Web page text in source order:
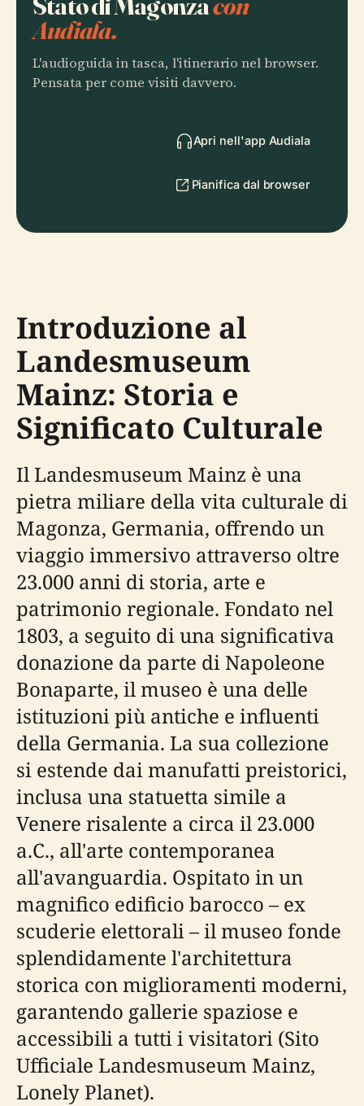
Audiala.
L'audioguida in tasca, l'itinerario nel browser.
Pensata per come visiti davvero.
Apri nell'app Audiala
Pianifica dal browser
Introduzione al
Landesmuseum
Mainz: Storia e
Significato Culturale
Il Landesmuseum Mainz è una
pietra miliare della vita culturale di
Magonza, Germania, offrendo un
viaggio immersivo attraverso oltre
23.000 anni di storia, arte e
patrimonio regionale. Fondato nel
1803, a seguito di una significativa
donazione da parte di Napoleone
Bonaparte, il museo è una delle
istituzioni più antiche e influenti
della Germania. La sua collezione
si estende dai manufatti preistorici,
inclusa una statuetta simile a
Venere risalente a circa il 23.000
a.C., all'arte contemporanea
all'avanguardia. Ospitato in un
magnifico edificio barocco – ex
scuderie elettorali – il museo fonde
splendidamente l'architettura
storica con miglioramenti moderni,
garantendo gallerie spaziose e
accessibili a tutti i visitatori (Sito
Ufficiale Landesmuseum Mainz,
Lonely Planet).